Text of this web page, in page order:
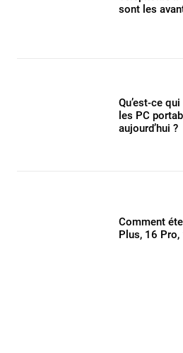
sont les
Qu’est-ce
les PC
aujourd’hui ?
Comment
Plus, 16